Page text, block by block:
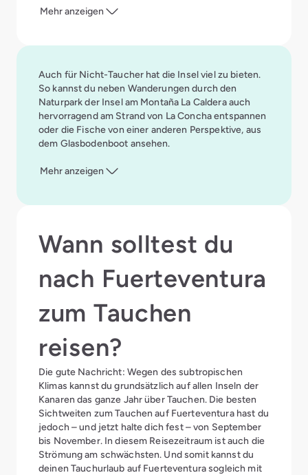
Carrera im Osten der Insel, bei welchem du auf einer
Überhängen kannst du vielleicht auch den ein oder
anderen Rochen oder Engelhai sichten. Zusammen
mit dem kristallklaren Wasser macht das ein super
Bild und ein grandioses Taucherlebnis.
Auch für erfahrene Taucher hält die Insel Lobos
einiges bereit. In dem Tauchrevier Faro Lobos (Faro
Tiefe von 27 bis 32 Metern große Zackenbarsche
oder schwarze Stachelmakrelen sichten.
Mehr anzeigen
Auch für Nicht-Taucher hat die Insel viel zu bieten.
So kannst du neben Wanderungen durch den
Naturpark der Insel am Montaña La Caldera auch
hervorragend am Strand von La Concha entspannen
oder die Fische von einer anderen Perspektive, aus
dem Glasbodenboot ansehen.
Mehr anzeigen
Wann solltest du
nach Fuerteventura
zum Tauchen
reisen?
Die gute Nachricht: Wegen des subtropischen
Klimas kannst du grundsätzlich auf allen Inseln der
Kanaren das ganze Jahr über Tauchen. Die besten
Sichtweiten zum Tauchen auf Fuerteventura hast du
jedoch – und jetzt halte dich fest – von September
bis November. In diesem Reisezeitraum ist auch die
Strömung am schwächsten. Und somit kannst du
deinen Tauchurlaub auf Fuerteventura sogleich mit